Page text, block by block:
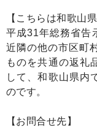
【こちらは和歌山
平成31年総務省告
近隣の他の市区町
ものを共通の返礼
して、和歌山県内
のです。
【お問合せ先】